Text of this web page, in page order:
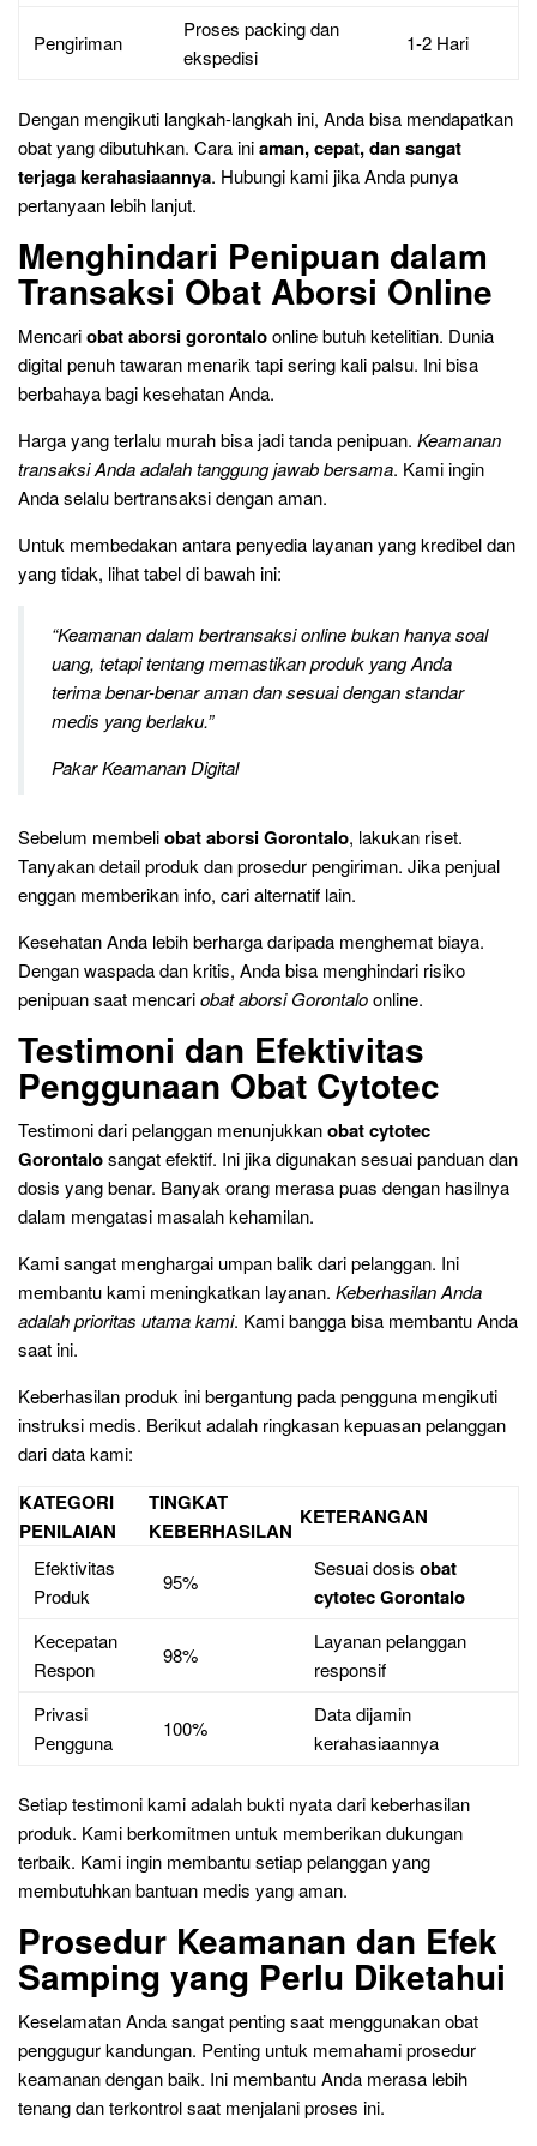
Pengiriman
Proses packing dan
ekspedisi
1-2 Hari
Dengan mengikuti langkah-langkah ini, Anda bisa mendapatkan
obat yang dibutuhkan. Cara iniaman, cepat, dan sangat
terjaga kerahasiaannya. Hubungi kami jika Anda punya
pertanyaan lebih lanjut.
Menghindari Penipuan dalam
Transaksi Obat Aborsi Online
Mencariobat aborsi gorontaloonline butuh ketelitian. Dunia
digital penuh tawaran menarik tapi sering kali palsu. Ini bisa
berbahaya bagi kesehatan Anda.
Harga yang terlalu murah bisa jadi tanda penipuan. Keamanan
transaksi Anda adalah tanggung jawab bersama. Kami ingin
Anda selalu bertransaksi dengan aman.
Untuk membedakan antara penyedia layanan yang kredibel dan
yang tidak, lihat tabel di bawah ini:
“Keamanan dalam bertransaksi online bukan hanya soal
uang, tetapi tentang memastikan produk yang Anda
terima benar-benar aman dan sesuai dengan standar
medis yang berlaku.”
Pakar Keamanan Digital
Sebelum membeliobat aborsi Gorontalo, lakukan riset.
Tanyakan detail produk dan prosedur pengiriman. Jika penjual
enggan memberikan info, cari alternatif lain.
Kesehatan Anda lebih berharga daripada menghemat biaya.
Dengan waspada dan kritis, Anda bisa menghindari risiko
penipuan saat mencariobat aborsi Gorontaloonline.
Testimoni dan Efektivitas
Penggunaan Obat Cytotec
Testimoni dari pelanggan menunjukkanobat cytotec
Gorontalosangat efektif. Ini jika digunakan sesuai panduan dan
dosis yang benar. Banyak orang merasa puas dengan hasilnya
dalam mengatasi masalah kehamilan.
Kami sangat menghargai umpan balik dari pelanggan. Ini
membantu kami meningkatkan layanan. Keberhasilan Anda
adalah prioritas utama kami. Kami bangga bisa membantu Anda
saat ini.
Keberhasilan produk ini bergantung pada pengguna mengikuti
instruksi medis. Berikut adalah ringkasan kepuasan pelanggan
dari data kami:
KATEGORI
PENILAIAN
TINGKAT
KEBERHASILAN
KETERANGAN
Efektivitas
Produk
95%
Sesuai dosis obat
cytotec Gorontalo
Kecepatan
Respon
98%
Layanan pelanggan
responsif
Privasi
Pengguna
100%
Data dijamin
kerahasiaannya
Setiap testimoni kami adalah bukti nyata dari keberhasilan
produk. Kami berkomitmen untuk memberikan dukungan
terbaik. Kami ingin membantu setiap pelanggan yang
membutuhkan bantuan medis yang aman.
Prosedur Keamanan dan Efek
Samping yang Perlu Diketahui
Keselamatan Anda sangat penting saat menggunakan obat
penggugur kandungan. Penting untuk memahami prosedur
keamanan dengan baik. Ini membantu Anda merasa lebih
tenang dan terkontrol saat menjalani proses ini.